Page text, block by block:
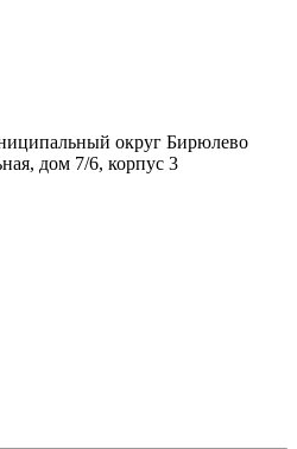
округ Бирюлево
дом 7/6, корпус 3